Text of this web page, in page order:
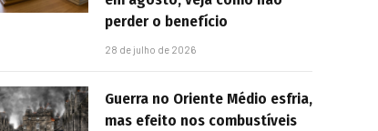
perder o benefício
28 de julho de 2026
Guerra no Oriente Médio esfria,
mas efeito nos combustíveis